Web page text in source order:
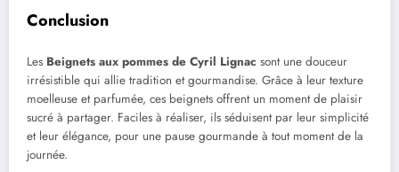
Conclusion
Les Beignets aux pommes de Cyril Lignac sont une douceur
irrésistible qui allie tradition et gourmandise. Grâce à leur texture
moelleuse et parfumée, ces beignets offrent un moment de plaisir
sucré à partager. Faciles à réaliser, ils séduisent par leur simplicité
et leur élégance, pour une pause gourmande à tout moment de la
journée.